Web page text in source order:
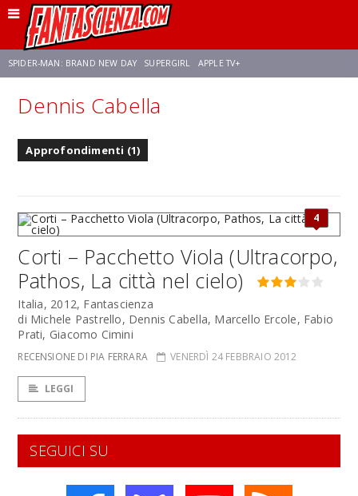
SPIDER-MAN: BRAND NEW DAY SUPERGIRL APPLE TV+
FRANCO RICCIARDIELLO ZENDAYA
Dennis Cabella
Approfondimenti (1)
4
Corti – Pacchetto Viola (Ultracorpo,
Pathos, La città nel cielo)
Italia, 2012, Fantascienza
di Michele Pastrello, Dennis Cabella, Marcello Ercole, Fabio
Prati, Giacomo Cimini
RECENSIONE DI PIA FERRARA VENERDÌ 24 FEBBRAIO 2012
LEGGI
SEGUICI SU